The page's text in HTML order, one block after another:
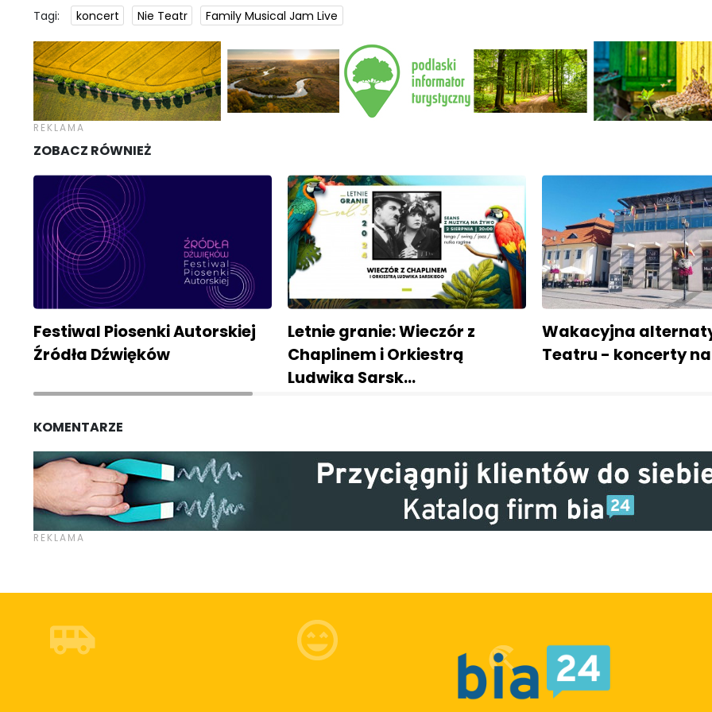
Tagi: koncert Nie Teatr Family Musical Jam Live
ZOBACZ RÓWNIEŻ
Festiwal Piosenki Autorskiej
Źródła Dźwięków
Letnie granie: Wieczór z
Chaplinem i Orkiestrą
Ludwika Sarsk…
Wakacyjna
Teatru - koncerty
KOMENTARZE